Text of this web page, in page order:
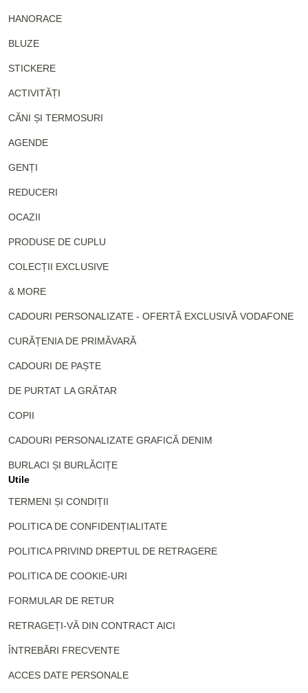
HANORACE
BLUZE
STICKERE
ACTIVITĂȚI
CĂNI ȘI TERMOSURI
AGENDE
GENȚI
REDUCERI
OCAZII
PRODUSE DE CUPLU
COLECȚII EXCLUSIVE
& MORE
CADOURI PERSONALIZATE - OFERTĂ EXCLUSIVĂ VODAFONE
CURĂȚENIA DE PRIMĂVARĂ
CADOURI DE PAȘTE
DE PURTAT LA GRĂTAR
COPII
CADOURI PERSONALIZATE GRAFICĂ DENIM
BURLACI ȘI BURLĂCIȚE
Utile
TERMENI ȘI CONDIȚII
POLITICA DE CONFIDENȚIALITATE
POLITICA PRIVIND DREPTUL DE RETRAGERE
POLITICA DE COOKIE-URI
FORMULAR DE RETUR
RETRAGEȚI-VĂ DIN CONTRACT AICI
ÎNTREBĂRI FRECVENTE
ACCES DATE PERSONALE